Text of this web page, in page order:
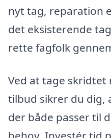
nyt tag, reparation
det eksisterende
rette fagfolk
Ved at tage
tilbud sikrer du dig,
der både passer til